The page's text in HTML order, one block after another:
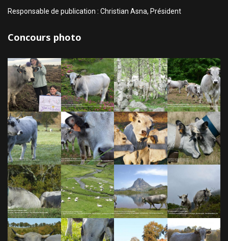
Responsable de publication : Christian Asna, Président
Concours photo